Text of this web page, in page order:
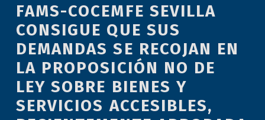
FAMS-COCEMFE SEVILLA
CONSIGUE QUE SUS
DEMANDAS SE RECOJAN EN
LA PROPOSICIÓN NO DE
LEY SOBRE BIENES Y
SERVICIOS ACCESIBLES,